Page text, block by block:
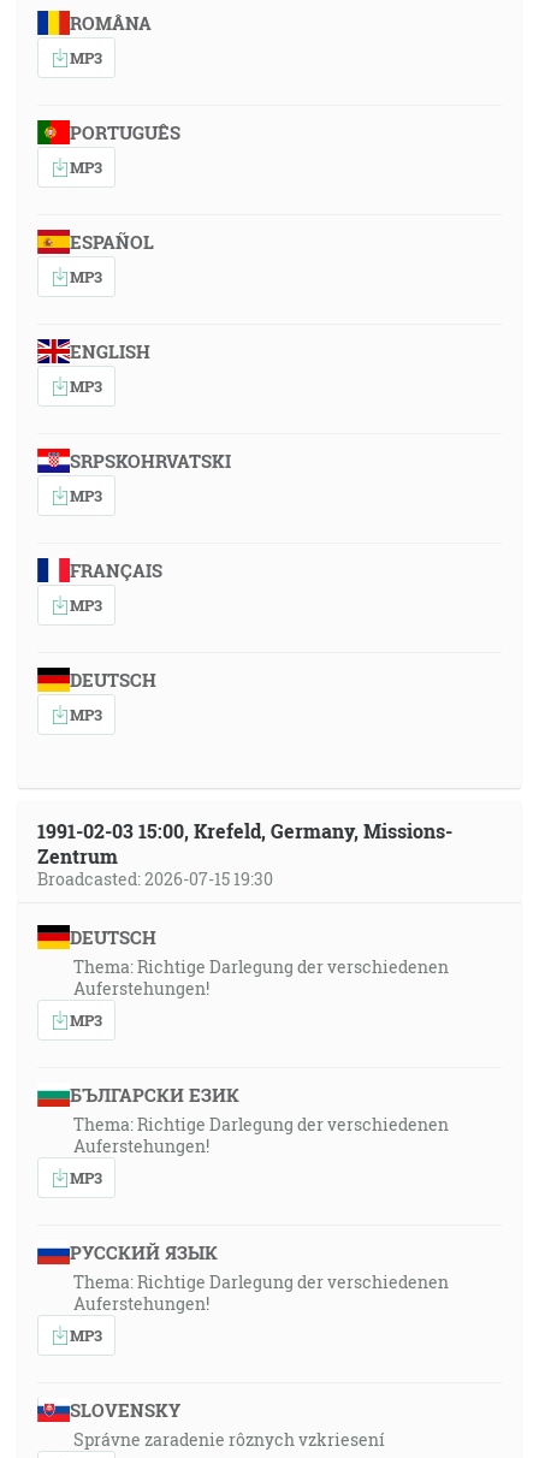
ROMÂNA
MP3
PORTUGUÊS
MP3
ESPAÑOL
MP3
ENGLISH
MP3
SRPSKOHRVATSKI
MP3
FRANÇAIS
MP3
DEUTSCH
MP3
1991-02-03 15:00, Krefeld, Germany, Missions-
Zentrum
Broadcasted: 2026-07-15 19:30
DEUTSCH
Thema: Richtige Darlegung der verschiedenen
Auferstehungen!
MP3
БЪЛГАРСКИ ЕЗИК
Thema: Richtige Darlegung der verschiedenen
Auferstehungen!
MP3
РУССКИЙ ЯЗЫК
Thema: Richtige Darlegung der verschiedenen
Auferstehungen!
MP3
SLOVENSKY
Správne zaradenie rôznych vzkriesení